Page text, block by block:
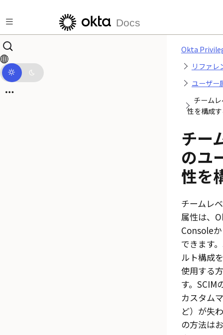
Docs
Okta
リファレ
ユーザー
チーム
性を構成
チー
のユ
性を
チームレ
属性は、
Console
できます
ルト構成
使用する
す。SCIM
カスタム
ど）が失
の方法は